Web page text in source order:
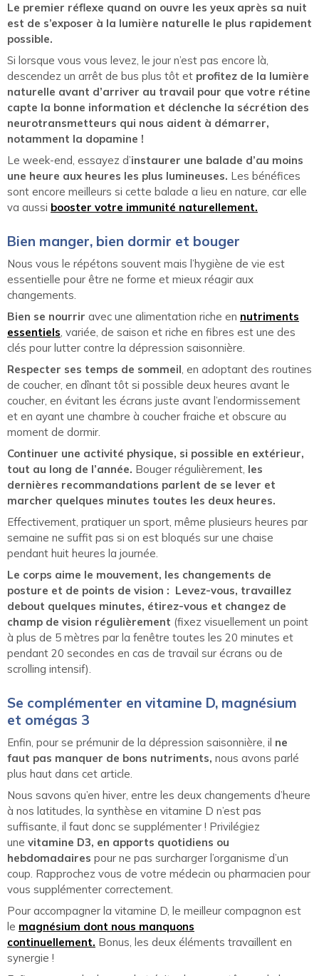
Le premier réflexe quand on ouvre les yeux après sa nuit
est de s’exposer à la lumière naturelle le plus rapidement
possible.
Si lorsque vous vous levez, le jour n’est pas encore là,
descendez un arrêt de bus plus tôt et profitez de la lumière
naturelle avant d’arriver au travail pour que votre rétine
capte la bonne information et déclenche la sécrétion des
neurotransmetteurs qui nous aident à démarrer,
notamment la dopamine !
Le week-end, essayez d’instaurer une balade d’au moins
une heure aux heures les plus lumineuses. Les bénéfices
sont encore meilleurs si cette balade a lieu en nature, car elle
va aussi booster votre immunité naturellement.
Bien manger, bien dormir et bouger
Nous vous le répétons souvent mais l’hygiène de vie est
essentielle pour être ne forme et mieux réagir aux
changements.
Bien se nourrir avec une alimentation riche en nutriments
essentiels, variée, de saison et riche en fibres est une des
clés pour lutter contre la dépression saisonnière.
Respecter ses temps de sommeil, en adoptant des routines
de coucher, en dînant tôt si possible deux heures avant le
coucher, en évitant les écrans juste avant l’endormissement
et en ayant une chambre à coucher fraiche et obscure au
moment de dormir.
Continuer une activité physique, si possible en extérieur,
tout au long de l’année. Bouger régulièrement, les
dernières recommandations parlent de se lever et
marcher quelques minutes toutes les deux heures.
Effectivement, pratiquer un sport, même plusieurs heures par
semaine ne suffit pas si on est bloqués sur une chaise
pendant huit heures la journée.
Le corps aime le mouvement, les changements de
posture et de points de vision : Levez-vous, travaillez
debout quelques minutes, étirez-vous et changez de
champ de vision régulièrement (fixez visuellement un point
à plus de 5 mètres par la fenêtre toutes les 20 minutes et
pendant 20 secondes en cas de travail sur écrans ou de
scrolling intensif).
Se complémenter en vitamine D, magnésium
et omégas 3
Enfin, pour se prémunir de la dépression saisonnière, il ne
faut pas manquer de bons nutriments, nous avons parlé
plus haut dans cet article.
Nous savons qu’en hiver, entre les deux changements d’heure
à nos latitudes, la synthèse en vitamine D n’est pas
suffisante, il faut donc se supplémenter ! Privilégiez
une vitamine D3, en apports quotidiens ou
hebdomadaires pour ne pas surcharger l’organisme d’un
coup. Rapprochez vous de votre médecin ou pharmacien pour
vous supplémenter correctement.
Pour accompagner la vitamine D, le meilleur compagnon est
le magnésium dont nous manquons
continuellement. Bonus, les deux éléments travaillent en
synergie !